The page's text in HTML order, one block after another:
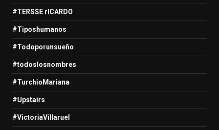
#TERSSE rICARDO
#Tiposhumanos
#Todoporunsueño
#todoslosnombres
#TurchioMariana
#Upstairs
#VictoriaVillaruel